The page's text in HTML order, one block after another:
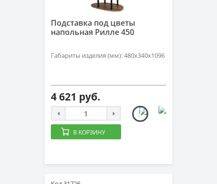
Подставка под цветы
напольная Рилле 450
Габариты изделия (мм): 480х340х1096
4 621 руб.
В КОРЗИНУ